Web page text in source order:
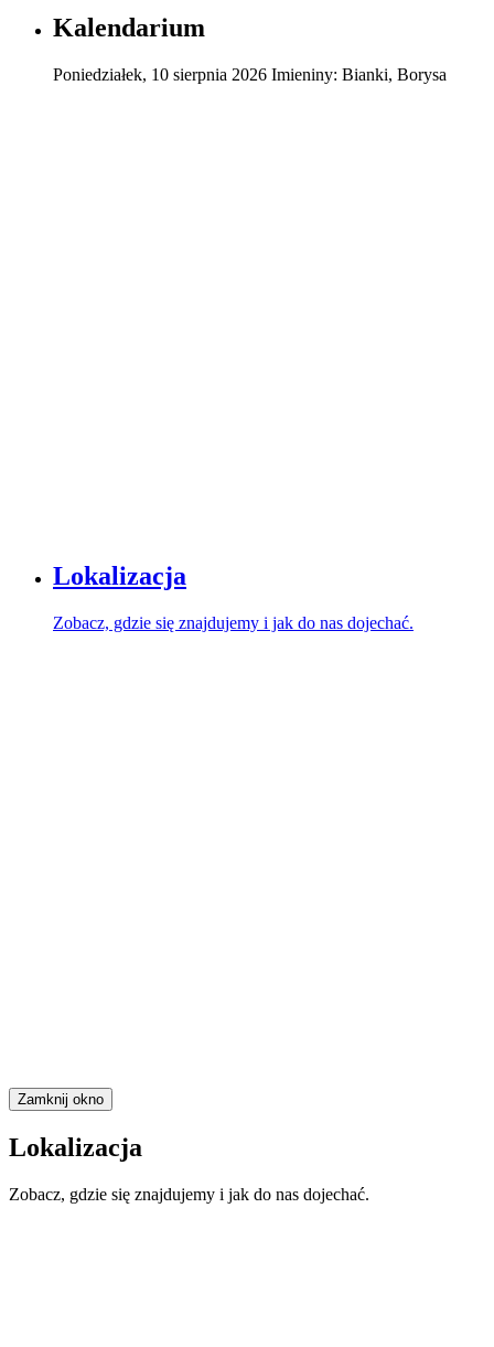
Kalendarium
Poniedziałek, 10 sierpnia 2026 Imieniny: Bianki, Borysa
Lokalizacja
Zobacz, gdzie się znajdujemy i jak do nas dojechać.
Zamknij okno
Lokalizacja
Zobacz, gdzie się znajdujemy i jak do nas dojechać.